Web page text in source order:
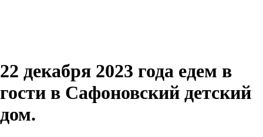
22 декабря 2023 года едем в
гости в Сафоновский детский
дом.